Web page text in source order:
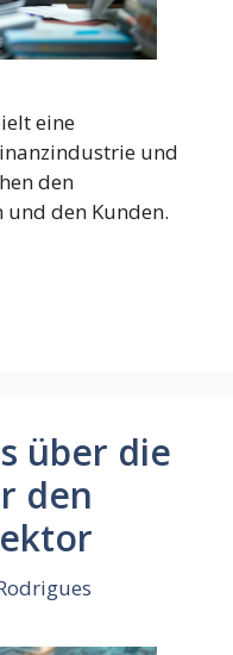
eine
und
den
und den Kunden.
über die
den